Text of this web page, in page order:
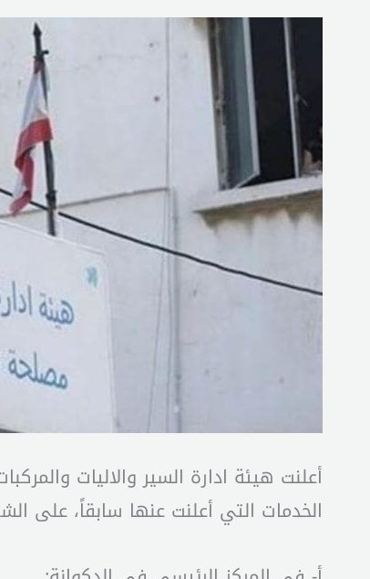
أعلنت هيئة ادارة السير والاليات
الخدمات التي أعلنت عنها سابقاً، على